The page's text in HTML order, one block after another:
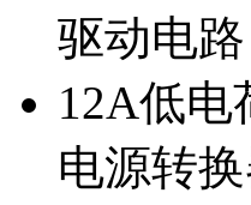
驱动电路
12A低电
电源转换